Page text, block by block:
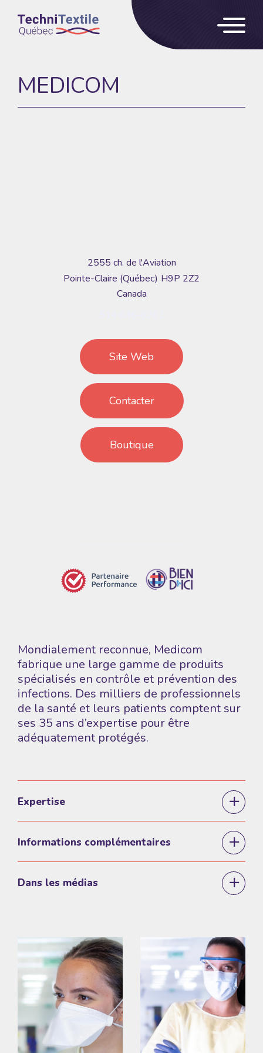
MEDICOM
2555 ch. de l'Aviation
Pointe-Claire Québec H9P 2Z2
Canada
Site Web
Contacter
Boutique
Mondialement reconnue, Medicom
fabrique une large gamme de produits
spécialisés en contrôle et prévention des
infections. Des milliers de professionnels
de la santé et leurs patients comptent sur
ses 35 ans d’expertise pour être
adéquatement protégés.
Expertise
Informations complémentaires
Dans les médias